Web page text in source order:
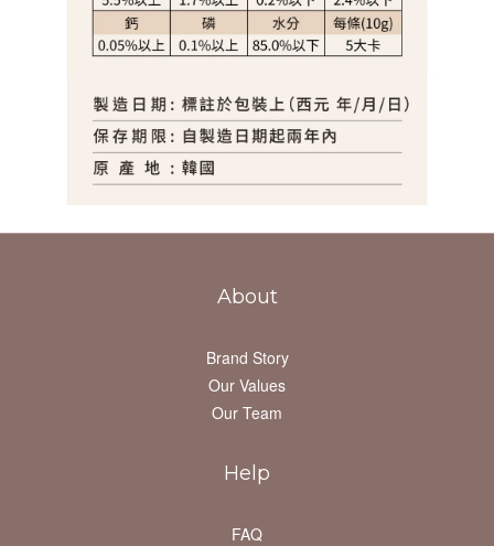
About
Brand Story
Our Values
Our Team
Help
FAQ